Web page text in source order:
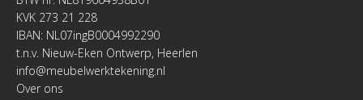
KVK 273 21 228
IBAN: NL07ingB0004992290
t.n.v. Nieuw-Eken Ontwerp, Heerlen
info@meubelwerktekening.nl
Over ons